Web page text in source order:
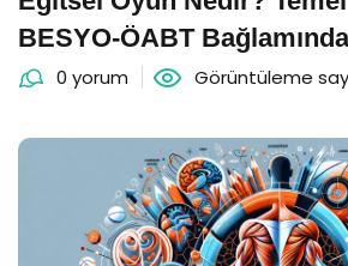
BESYO-ÖABT
0 yorum Görüntüleme